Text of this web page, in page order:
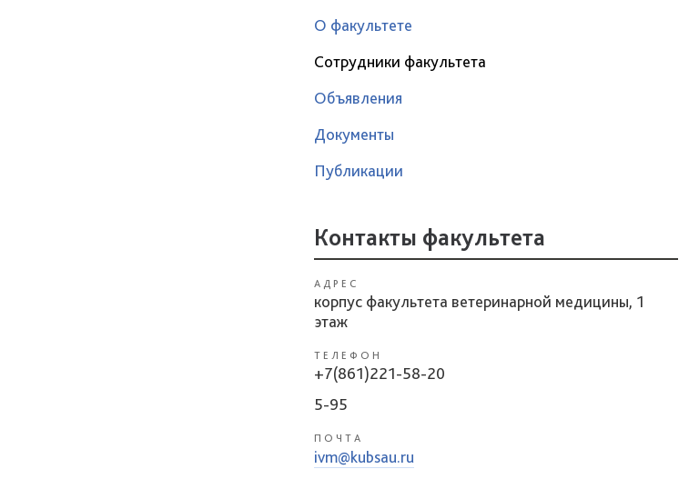
О факультете
Сотрудники факультета
Объявления
Документы
Публикации
Контакты факультета
АДРЕС
корпус факультета ветеринарной медицины, 1
этаж
ТЕЛЕФОН
+7(861)221-58-20
5-95
ПОЧТА
ivm@kubsau.ru